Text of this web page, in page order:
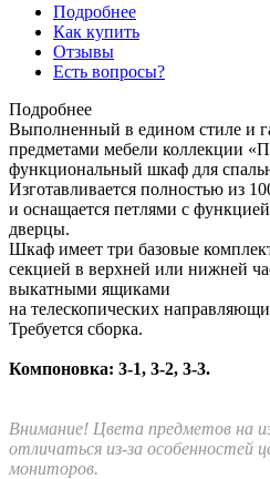
Подробнее
Как купить
Отзывы
Есть вопросы?
Подробнее
Выполненный в едином стиле и
предметами мебели коллекции
функциональный шкаф для
Изготавливается полностью из
и оснащается петлями с
дверцы.
Шкаф имеет три базовые
секцией в верхней или нижней
выкатными ящиками
на телескопических
Требуется сборка.
Компоновка: 3-1, 3-2, 3-3.
Внимание! Цвета предметов на
отличаться из-за особенностей
мониторов.